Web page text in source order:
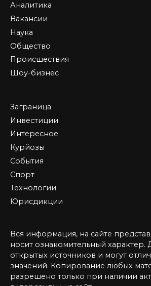
Аналитика
Вакансии
Наука
Общество
Происшествия
Шоу-бизнес
Заграница
Инвестиции
Интересное
Курйозы
События
Спорт
Технологии
Юрисдикции
Вся информация, на сайте
носит ознакомительный характер.
открытых источников и могут
значений. Копирование любых
разрешено только при наличии